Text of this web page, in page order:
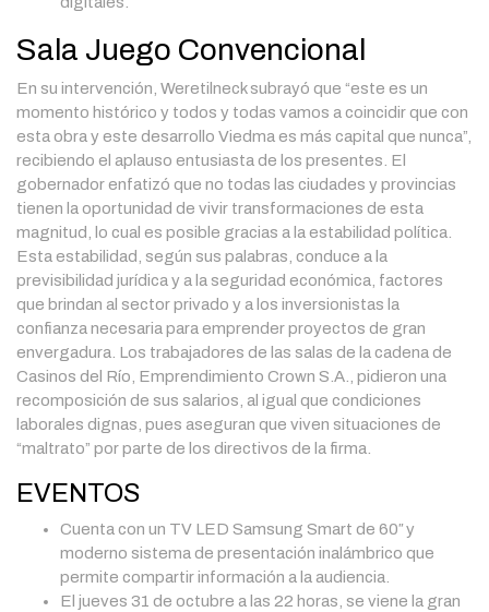
Sala Juego Convencional
En su intervención, Weretilneck subrayó que “este es un
momento histórico y todos y todas vamos a coincidir que con
esta obra y este desarrollo Viedma es más capital que nunca”,
recibiendo el aplauso entusiasta de los presentes. El
gobernador enfatizó que no todas las ciudades y provincias
tienen la oportunidad de vivir transformaciones de esta
magnitud, lo cual es posible gracias a la estabilidad política.
Esta estabilidad, según sus palabras, conduce a la
previsibilidad jurídica y a la seguridad económica, factores
que brindan al sector privado y a los inversionistas la
confianza necesaria para emprender proyectos de gran
envergadura. Los trabajadores de las salas de la cadena de
Casinos del Río, Emprendimiento Crown S.A., pidieron una
recomposición de sus salarios, al igual que condiciones
laborales dignas, pues aseguran que viven situaciones de
“maltrato” por parte de los directivos de la firma.
EVENTOS
Cuenta con un TV LED Samsung Smart de 60″ y
moderno sistema de presentación inalámbrico que
permite compartir información a la audiencia.
El jueves 31 de octubre a las 22 horas, se viene la gran